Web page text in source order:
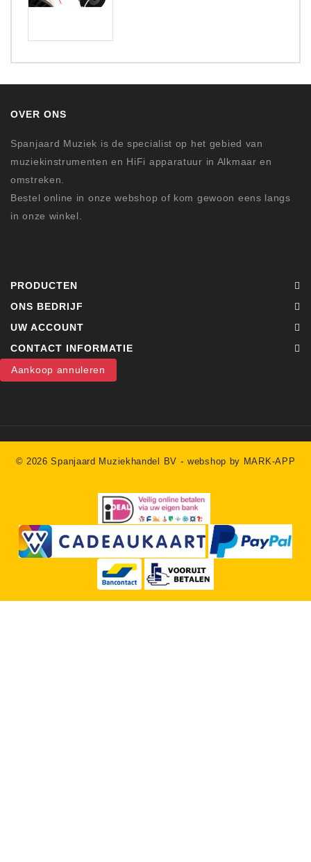
OVER ONS
Spanjaard Muziek is de specialist op het gebied van
muziekinstrumenten en HiFi apparatuur in Alkmaar en
omstreken.
Bestel online in onze webshop of kom gewoon eens langs
in onze winkel.
PRODUCTEN
ONS BEDRIJF
UW ACCOUNT
CONTACT INFORMATIE
Aankoop annuleren
© 2026 Spanjaard Muziekhandel BV -webshop by MARK-APP